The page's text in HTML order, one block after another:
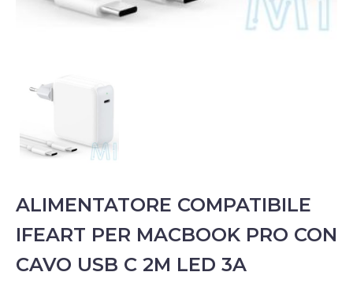
ALIMENTATORE COMPATIBILE
IFEART PER MACBOOK PRO CON
CAVO USB C 2M LED 3A